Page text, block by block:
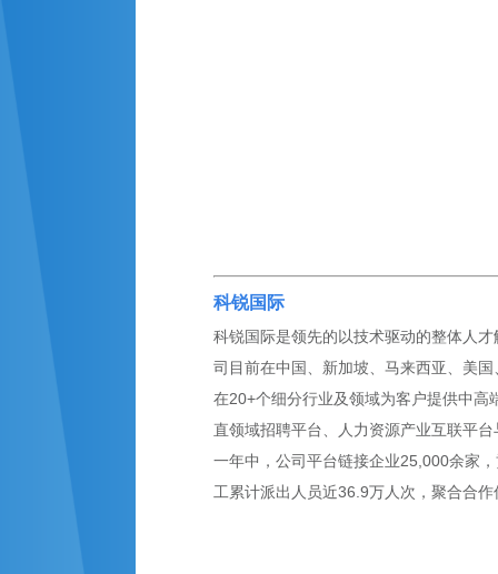
科锐国际
科锐国际是领先的以技术驱动的整体人
司目前在中国、新加坡、马来西亚、美
在20+个细分行业及领域为客户提供中
直领域招聘平台、人力资源产业互联平
一年中，公司平台链接企业25,000余家
工累计派出人员近36.9万人次，聚合合